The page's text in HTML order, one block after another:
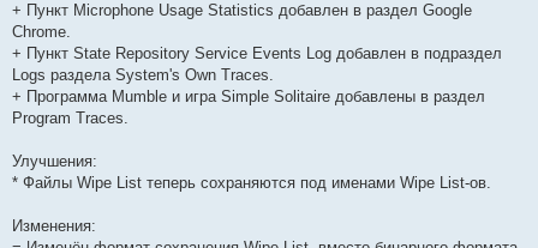
+ Пункт Microphone Usage Statistics добавлен в раздел Google
Chrome.
+ Пункт State Repository Service Events Log добавлен в подраздел
Logs раздела System's Own Traces.
+ Программа Mumble и игра Simple Solitaire добавлены в раздел
Program Traces.
Улучшения:
* Файлы Wipe List теперь сохраняются под именами Wipe List-ов.
Изменения: